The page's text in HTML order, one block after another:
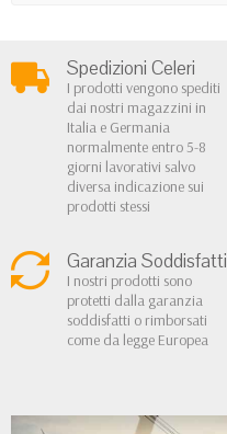
Spedizioni Celeri
I prodotti vengono spediti
dai nostri magazzini in
Italia e Germania
normalmente entro 5-8
giorni lavorativi salvo
diversa indicazione sui
prodotti stessi
Garanzia Soddisfatti
I nostri prodotti sono
protetti dalla garanzia
soddisfatti o rimborsati
come da legge Europea